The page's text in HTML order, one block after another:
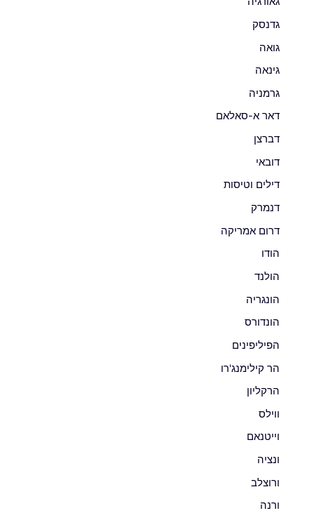
גדנסק
גואה
גינאה
גרמניה
דאר א-סאלאם
דברצן
דובאי
דילים וטיסות
דנמרק
דרום אמריקה
הודו
הולנד
הונגריה
הונדורס
הפיליפינים
הר קילימנג'רו
הרקליון
ווילס
וייטנאם
ונציה
ורוצלב
ורנה